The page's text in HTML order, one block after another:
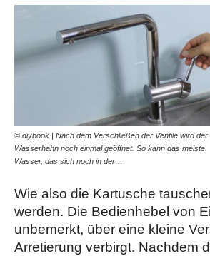
© diybook | Nach dem Verschließen der Ventile wird der
Wasserhahn noch einmal geöffnet. So kann das meiste
Wasser, das sich noch in der…
Wie also die Kartusche
werden. Die Bedienhebel von
unbemerkt, über eine kleine
Arretierung verbirgt. Nachdem